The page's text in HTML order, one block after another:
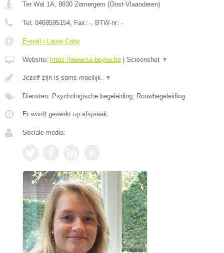
Ter Wal 1A, 9930 Zomergem (Oost-Vlaanderen)
Tel: 0468595154, Fax: -, BTW-nr: -
E-mail › Laure Caby
Website: https://www.ca-beyou.be Screenshot ▼
Jezelf zijn is soms moeilijk. ▼
Diensten: Psychologische begeleiding, Rouwbegeleiding
Er wordt gewerkt op afspraak.
Sociale media: